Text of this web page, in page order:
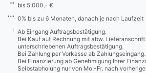
** bis 5.000,- €
*** 0% bis zu 6 Monaten, danach je nach Laufzeit
1
Ab Eingang Auftragsbestätigung.
Bei Kauf auf Rechnung mit abw.
unterschriebenen Auftragsbestätigung.
Bei Zahlung per Vorkasse ab Zahlungseingang.
Bei Finanzierung ab Genehmigung Ihrer
Selbstabholung nur von Mo.-Fr. nach